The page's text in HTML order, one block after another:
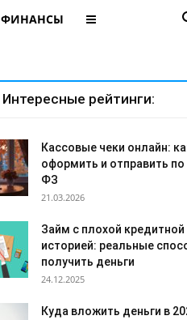
ФИНАНСЫ
Интересные рейтинги:
Кассовые чеки онлайн:
оформить и отправить по
ФЗ
21.03.2026
Займ с плохой кредитной
историей: реальные
получить деньги
24.12.2025
Куда вложить деньги в